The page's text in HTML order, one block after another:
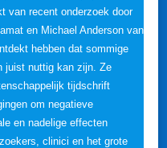
van recent onderzoek door
en Michael Anderson van
hebben dat sommige
juist nuttig kan zijn. Ze
tijdschrift
om negatieve
en nadelige effecten
clinici en het grote